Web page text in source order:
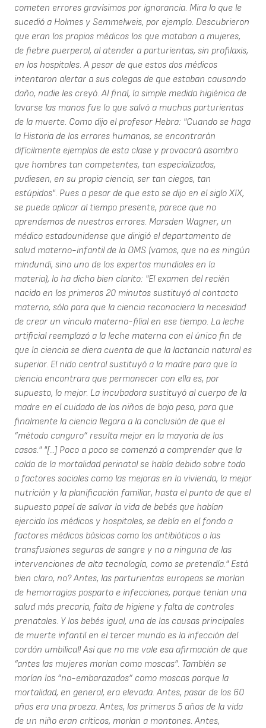
cometen errores gravísimos por ignorancia. Mira lo que le
sucedió a Holmes y Semmelweis, por ejemplo. Descubrieron
que eran los propios médicos los que mataban a mujeres,
de fiebre puerperal, al atender a parturientas, sin profilaxis,
en los hospitales. A pesar de que estos dos médicos
intentaron alertar a sus colegas de que estaban causando
daño, nadie les creyó. Al final, la simple medida higiénica de
lavarse las manos fue lo que salvó a muchas parturientas
de la muerte. Como dijo el profesor Hebra: "Cuando se haga
la Historia de los errores humanos, se encontrarán
difícilmente ejemplos de esta clase y provocará asombro
que hombres tan competentes, tan especializados,
pudiesen, en su propia ciencia, ser tan ciegos, tan
estúpidos". Pues a pesar de que esto se dijo en el siglo XIX,
se puede aplicar al tiempo presente, parece que no
aprendemos de nuestros errores. Marsden Wagner, un
médico estadounidense que dirigió el departamento de
salud materno-infantil de la OMS (vamos, que no es ningún
mindundi, sino uno de los expertos mundiales en la
materia), lo ha dicho bien clarito: "El examen del recién
nacido en los primeros 20 minutos sustituyó al contacto
materno, sólo para que la ciencia reconociera la necesidad
de crear un vínculo materno-filial en ese tiempo. La leche
artificial reemplazó a la leche materna con el único fin de
que la ciencia se diera cuenta de que la lactancia natural es
superior. El nido central sustituyó a la madre para que la
ciencia encontrara que permanecer con ella es, por
supuesto, lo mejor. La incubadora sustituyó al cuerpo de la
madre en el cuidado de los niños de bajo peso, para que
finalmente la ciencia llegara a la conclusión de que el
“método canguro” resulta mejor en la mayoría de los
casos." "[...] Poco a poco se comenzó a comprender que la
caída de la mortalidad perinatal se había debido sobre todo
a factores sociales como las mejoras en la vivienda, la mejor
nutrición y la planificación familiar, hasta el punto de que el
supuesto papel de salvar la vida de bebés que habían
ejercido los médicos y hospitales, se debía en el fondo a
factores médicos básicos como los antibióticos o las
transfusiones seguras de sangre y no a ninguna de las
intervenciones de alta tecnología, como se pretendía." Está
bien claro, no? Antes, las parturientas europeas se morían
de hemorragias posparto e infecciones, porque tenían una
salud más precaria, falta de higiene y falta de controles
prenatales. Y los bebés igual, una de las causas principales
de muerte infantil en el tercer mundo es la infección del
cordón umbilical! Así que no me vale esa afirmación de que
“antes las mujeres morían como moscas”. También se
morían los “no-embarazados” como moscas porque la
mortalidad, en general, era elevada. Antes, pasar de los 60
años era una proeza. Antes, los primeros 5 años de la vida
de un niño eran críticos, morían a montones. Antes,